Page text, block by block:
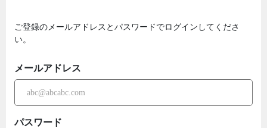
ご登録のメールアドレスとパスワードでログインしてくださ
い。
メールアドレス
パスワード